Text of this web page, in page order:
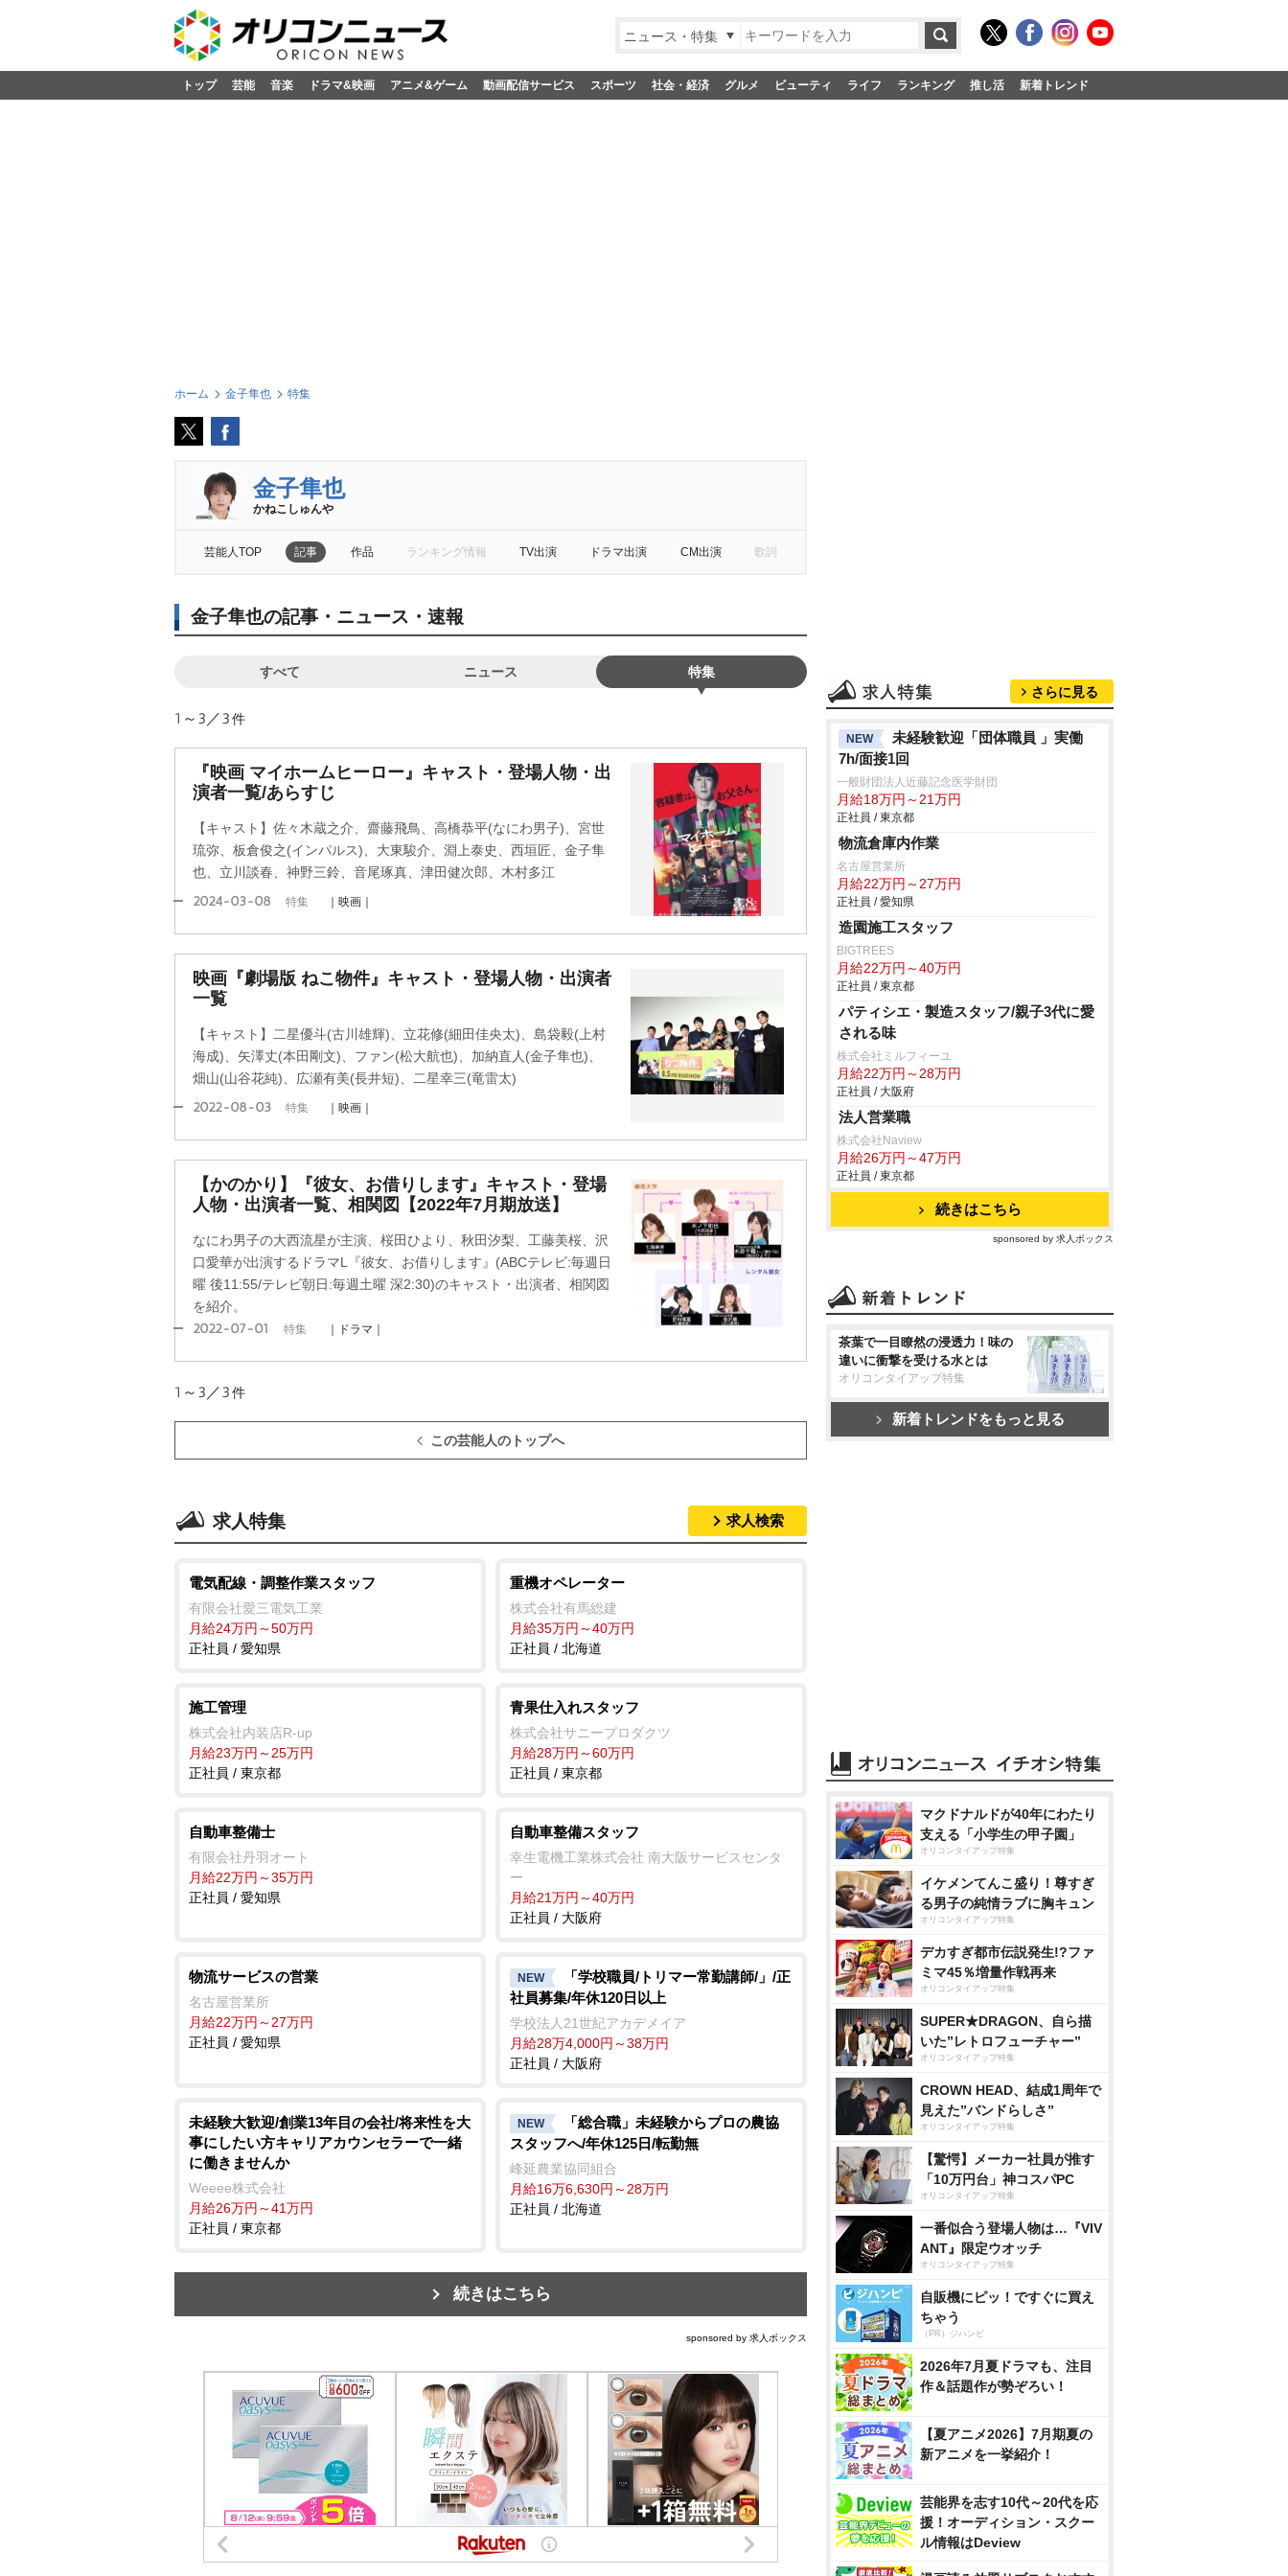
ニュース・特集
トップ 芸能 音楽 ドラマ&映画 アニメ&ゲーム 動画配信サービス スポーツ 社会・経済 グルメ ビューティ ライフ ランキング 推し活 新着トレンド
ホーム 金子隼也 特集
金子隼也
かねこしゅん
芸能人TOP 記事 作品 ランキング情報 TV出演 ドラマ出演 CM出演 歌詞
金子隼也の記事・ニュース・速報
すべて ニュース 特集
1～3／3件
『映画 マイホームヒーロー』キャスト・登場人物・出
演者一覧/あらすじ
【キャスト】佐々木蔵之介、齋藤飛鳥、高橋恭平(なにわ男子)、宮世
琉弥、板倉俊之(インパルス)、大東駿介、淵上泰史、西垣匠、金子隼
也、立川談春、神野三鈴、音尾琢真、津田健次郎、木村多江
2024-03-08 特集 ｜映画｜
映画『劇場版 ねこ物件』キャスト・登場人物・出演者
一覧
【キャスト】二星優斗(古川雄輝)、立花修(細田佳央太)、島袋毅(上村
海成)、矢澤丈(本田剛文)、ファン(松大航也)、加納直人(金子隼也)、
畑山(山谷花純)、広瀬有美(長井短)、二星幸三(竜雷太)
2022-08-03 特集 ｜映画｜
【かのかり】『彼女、お借りします』キャスト・登場
人物・出演者一覧、相関図【2022年7月期放送】
なにわ男子の大西流星が主演、桜田ひより、秋田汐梨、工藤美桜、沢
口愛華が出演するドラマL『彼女、お借りします』(ABCテレビ:毎週日
曜 後11:55/テレビ朝日:毎週土曜 深2:30)のキャスト・出演者、相関図
を紹介。
2022-07-01 特集 ｜ドラマ｜
1～3／3件
この芸能人のトップへ
求人特集 求人検索
電気配線・調整作業スタッフ
有限会社愛三電気工業
月給24万円～50万円
正社員 / 愛知県
重機オペレーター
株式会社有馬総建
月給35万円～40万円
正社員 / 北海道
施工管理
株式会社内装店R-up
月給23万円～25万円
正社員 / 東京都
青果仕入れスタッフ
株式会社サニープロダクツ
月給28万円～60万円
正社員 / 東京都
自動車整備士
有限会社丹羽オート
月給22万円～35万円
正社員 / 愛知県
自動車整備スタッフ
幸生電機工業株式会社 南大阪サービスセンタ
ー
月給21万円～40万円
正社員 / 大阪府
物流サービスの営業
名古屋営業所
月給22万円～27万円
正社員 / 愛知県
NEW
「学校職員/トリマー常勤講師/」/正
社員募集/年休120日以上
学校法人21世紀アカデメイア
月給28万4,000円～38万円
正社員 / 大阪府
未経験大歓迎/創業13年目の会社/将来性を大
事にしたい方キャリアカウンセラーで一緒
に働きませんか
Weeee株式会社
月給26万円～41万円
正社員 / 東京都
NEW
「総合職」未経験からプロの農協
スタッフへ/年休125日/転勤無
峰延農業協同組合
月給16万6,630円～28万円
正社員 / 北海道
続きはこちら
sponsored by 求人ボックス
さらに見る
NEW
未経験歓迎「団体職員 」実働
7h/面接1回
一般財団法人近藤記念医学財団
月給18万円～21万円
正社員 / 東京都
物流倉庫内作業
名古屋営業所
月給22万円～27万円
正社員 / 愛知県
造園施工スタッフ
BIGTREES
月給22万円～40万円
正社員 / 東京都
パティシエ・製造スタッフ/親子3代に愛
される味
株式会社ミルフィーユ
月給22万円～28万円
正社員 / 大阪府
法人営業職
株式会社Naview
月給26万円～47万円
正社員 / 東京都
続きはこちら
sponsored by 求人ボックス
茶葉で一目瞭然の浸透力！味の
違いに衝撃を受ける水とは
オリコンタイアップ特集
新着トレンドをもっと見る
マクドナルドが40年にわたり
支える「小学生の甲子園」
オリコンタイアップ特集
イケメンてんこ盛り！尊すぎ
る男子の純情ラブに胸キュン
オリコンタイアップ特集
デカすぎ都市伝説発生!?ファ
ミマ45％増量作戦再来
オリコンタイアップ特集
SUPER★DRAGON、自ら描
いた”レトロフューチャー”
オリコンタイアップ特集
CROWN HEAD、結成1周年で
見えた”バンドらしさ”
オリコンタイアップ特集
【驚愕】メーカー社員が推す
「10万円台」神コスパPC
オリコンタイアップ特集
一番似合う登場人物は…『VIV
ANT』限定ウオッチ
オリコンタイアップ特集
自販機にピッ！ですぐに買え
ちゃう
（PR）ジハンピ
2026年7月夏ドラマも、注目
作＆話題作が勢ぞろい！
【夏アニメ2026】7月期夏の
新アニメを一挙紹介！
芸能界を志す10代～20代を応
援！オーディション・スクー
ル情報はDeview